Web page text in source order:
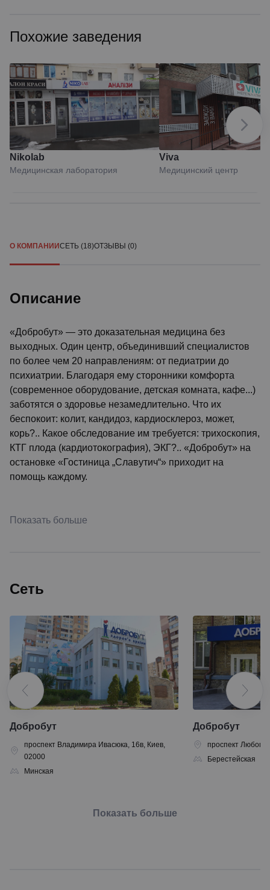
Похожие заведения
Nikolab
Медицинская лаборатория
Viva
Медицинский центр
О КОМПАНИИСЕТЬ (18)ОТЗЫВЫ (0)
Описание
«Добробут» — это доказательная медицина без
выходных. Один центр, объединивший специалистов
по более чем 20 направлениям: от педиатрии до
психиатрии. Благодаря ему сторонники комфорта
(современное оборудование, детская комната, кафе...)
заботятся о здоровье незамедлительно. Что их
беспокоит: колит, кандидоз, кардиосклероз, может,
корь?.. Какое обследование им требуется: трихоскопия,
КТГ плода (кардиотокография), ЭКГ?.. «Добробут» на
остановке «Гостиница „Славутич“» приходит на
помощь каждому.
Показать больше
Сеть
Добробут
проспект Владимира Ивасюка, 16в, Киев,
02000
Минская
Добробут
проспект
Берестейская
Показать больше